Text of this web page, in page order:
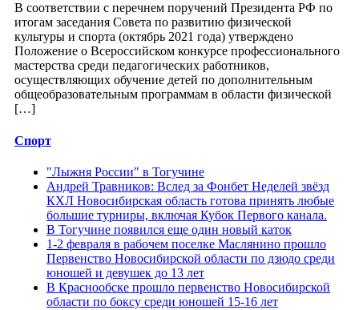
В соответствии с перечнем поручений Президента РФ по
итогам заседания Совета по развитию физической
культуры и спорта (октябрь 2021 года) утверждено
Положение о Всероссийском конкурсе профессионального
мастерства среди педагогических работников,
осуществляющих обучение детей по дополнительным
общеобразовательным программам в области физической
[…]
Спорт
"Лыжня России" в Тогучине
Андрей Травников: Вслед за Фонбет Неделей звёзд
КХЛ Новосибирская область готова принять любые
большие турниры, включая Кубок Первого канала.
В Тогучине появился еще один новый каток
1-2 февраля в рабочем поселке Маслянино прошло
Первенство Новосибирской области по дзюдо среди
юношей и девушек до 13 лет
В Краснообске прошло первенство Новосибирской
области по боксу среди юношей 15-16 лет